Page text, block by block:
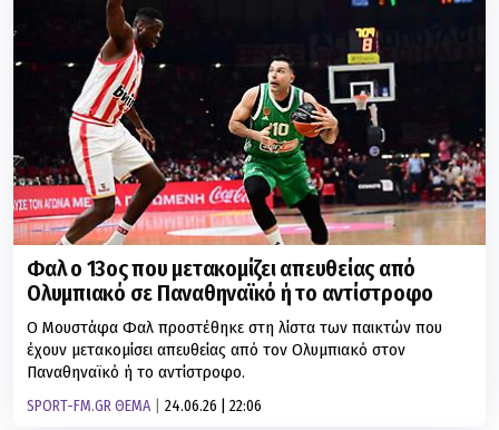
Φαλ ο 13ος που μετακομίζει απευθείας από
Ολυμπιακό σε Παναθηναϊκό ή το αντίστροφο
Ο Μουστάφα Φαλ προστέθηκε στη λίστα των παικτών που
έχουν μετακομίσει απευθείας από τον Ολυμπιακό στον
Παναθηναϊκό ή το αντίστροφο.
SPORT-FM.GR ΘΕΜΑ 24.06.26 | 22:06